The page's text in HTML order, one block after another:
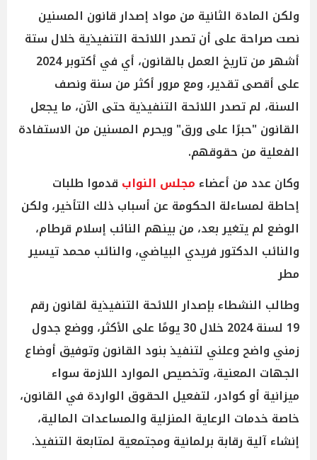
ولكن المادة الثانية من مواد إصدار قانون المسنين
نصت صراحة على أن تصدر اللائحة التنفيذية خلال ستة
أشهر من تاريخ العمل بالقانون، أي في أكتوبر 2024
على أقصى تقدير، ومع مرور أكثر من سنة ونصف
السنة، لم تصدر اللائحة التنفيذية حتى الآن، ما يجعل
القانون "حبرًا على ورق" ويحرم المسنين من الاستفادة
الفعلية من حقوقهم.
وكان عدد من أعضاء مجلس النواب قدموا طلبات
إحاطة لمساءلة الحكومة عن أسباب ذلك التأخير، ولكن
الوضع لم يتغير بعد، من بينهم النائب إسلام قرطام،
والنائب الدكتور فريدي البياضي، والنائب محمد تيسير
مطر
وطالب النشطاء بإصدار اللائحة التنفيذية لقانون رقم
19 لسنة 2024 خلال 30 يومًا على الأكثر، ووضع جدول
زمني واضح وعلني لتنفيذ بنود القانون وتوفيق أوضاع
الجهات المعنية، وتخصيص الموارد اللازمة سواء
ميزانية أو كوادر، لتفعيل الحقوق الواردة في القانون،
خاصة خدمات الرعاية المنزلية والمساعدات المالية،
إنشاء آلية رقابة برلمانية ومجتمعية لمتابعة التنفيذ.